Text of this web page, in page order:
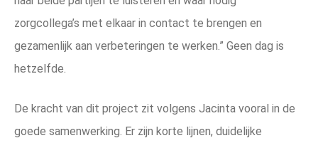
zorgcollega’s met elkaar in contact te brengen en
gezamenlijk aan verbeteringen te werken.” Geen dag is
hetzelfde.
De kracht van dit project zit volgens Jacinta vooral in de
goede samenwerking. Er zijn korte lijnen, duidelijke